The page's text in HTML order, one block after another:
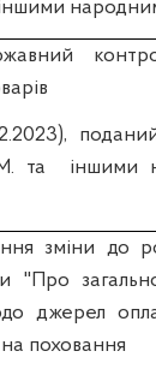
та
іншими
зміни до
"Про
джерел
поховання